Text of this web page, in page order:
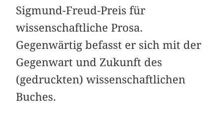
Sigmund-Freud-Preis für
wissenschaftliche Prosa.
Gegenwärtig befasst er sich mit der
Gegenwart und Zukunft des
(gedruckten) wissenschaftlichen
Buches.